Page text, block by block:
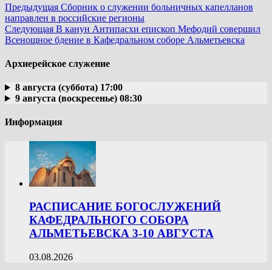
Предыдущая Сборник о служении больничных капелланов
направлен в российские регионы
Следующая В канун Антипасхи епископ Мефодий совершил
Всенощное бдение в Кафедральном соборе Альметьевска
Архиерейское служение
8 августа (суббота) 17:00
9 августа (воскресенье) 08:30
Информация
РАСПИСАНИЕ БОГОСЛУЖЕНИЙ
КАФЕДРАЛЬНОГО СОБОРА
АЛЬМЕТЬЕВСКА 3-10 АВГУСТА
03.08.2026